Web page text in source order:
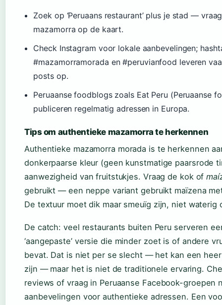
Zoek op ‘Peruaans restaurant’ plus je stad —
mazamorra op de kaart.
Check Instagram voor lokale aanbevelingen;
#mazamorramorada en #peruvianfood leveren
posts op.
Peruaanse foodblogs zoals Eat Peru (Peruaanse
publiceren regelmatig adressen in Europa.
Tips om authentieke mazamorra te herkennen
Authentieke mazamorra morada is te herkennen
donkerpaarse kleur (geen kunstmatige paarsrode
aanwezigheid van fruitstukjes. Vraag de kok of
gebruikt — een neppe variant gebruikt maïzena
De textuur moet dik maar smeuïg zijn, niet waterig
De catch: veel restaurants buiten Peru serveren
‘aangepaste’ versie die minder zoet is of andere
bevat. Dat is niet per se slecht — het kan een
zijn — maar het is niet de traditionele ervaring.
reviews of vraag in Peruaanse Facebook-groepen
aanbevelingen voor authentieke adressen. Een